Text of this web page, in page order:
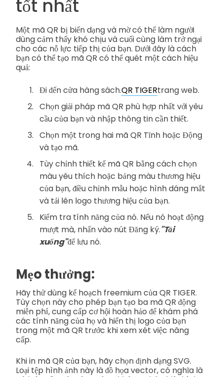
tốt nhất
Một mã QR bị biến dạng và mờ có thể làm người
dùng cảm thấy khó chịu và cuối cùng làm trở ngại
cho các nỗ lực tiếp thị của bạn. Dưới đây là cách
bạn có thể tạo mã QR có thể quét một cách hiệu
quả:
Đi đến cửa hàng sách.QR TIGERtrang web.
Chọn giải pháp mã QR phù hợp nhất với yêu
cầu của bạn và nhập thông tin cần thiết.
Chọn một trong hai mã QR Tĩnh hoặc Động
và tạo mã.
Tùy chỉnh thiết kế mã QR bằng cách chọn
màu yêu thích hoặc bảng màu thương hiệu
của bạn, điều chỉnh mẫu hoặc hình dáng mắt
và tải lên logo thương hiệu của bạn.
Kiểm tra tính năng của nó. Nếu nó hoạt động
mượt mà, nhấn vào nút Đăng ký."Tải
xuống"để lưu nó.
Mẹo thưởng:
Hãy thử dùng kế hoạch freemium của QR TIGER.
Tùy chọn này cho phép bạn tạo ba mã QR động
miễn phí, cung cấp cơ hội hoàn hảo để khám phá
các tính năng của họ và hiển thị logo của bạn
trong một mã QR trước khi xem xét việc nâng
cấp.
Khi in mã QR của bạn, hãy chọn định dạng SVG.
Loại tệp hình ảnh này là đồ họa vector, có nghĩa là